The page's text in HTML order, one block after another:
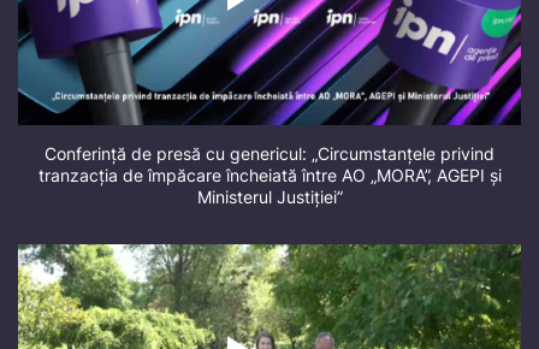
Conferință de presă cu genericul: „Circumstanțele privind
tranzacția de împăcare încheiată între AO „MORA”, AGEPI și
Ministerul Justiției”